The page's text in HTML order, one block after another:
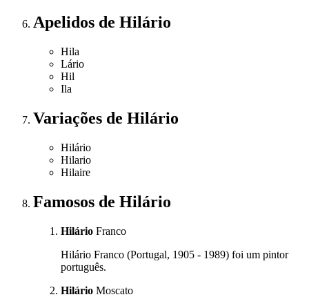
Apelidos de Hilário
Hila
Lário
Hil
Ila
Variações de Hilário
Hilário
Hilario
Hilaire
Famosos de Hilário
Hilário Franco
Hilário Franco (Portugal, 1905 - 1989) foi um pintor
português.
Hilário Moscato